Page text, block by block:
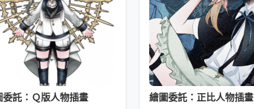
委託：Ｑ版人物插畫 繪圖委託：正比人物插畫